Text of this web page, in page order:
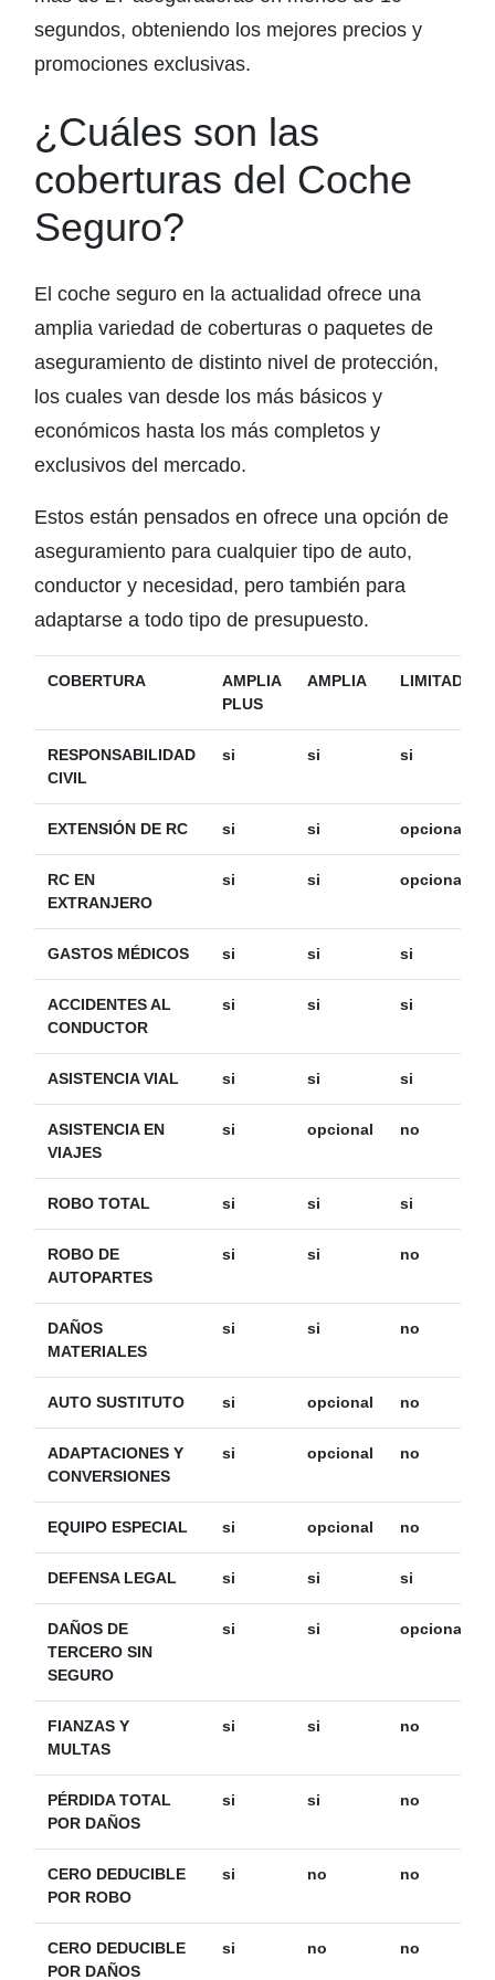
segundos, obteniendo los mejores precios y
promociones exclusivas.
¿Cuáles son las
coberturas del Coche
Seguro?
El coche seguro en la actualidad ofrece una
amplia variedad de coberturas o paquetes de
aseguramiento de distinto nivel de protección,
los cuales van desde los más básicos y
económicos hasta los más completos y
exclusivos del mercado.
Estos están pensados en ofrece una opción de
aseguramiento para cualquier tipo de auto,
conductor y necesidad, pero también para
adaptarse a todo tipo de presupuesto.
COBERTURA
AMPLIA
PLUS
AMPLIA LIMITADA
RESPONSABILIDAD
CIVIL
si si si
EXTENSIÓN DE RC si si opcional
RC EN
EXTRANJERO
si si opcional
GASTOS MÉDICOS si si si
ACCIDENTES AL
CONDUCTOR
si si si
ASISTENCIA VIAL si si si
ASISTENCIA EN
VIAJES
si opcional no
ROBO TOTAL si si si
ROBO DE
AUTOPARTES
si si no
DAÑOS
MATERIALES
si si no
AUTO SUSTITUTO si opcional no
ADAPTACIONES Y
CONVERSIONES
si opcional no
EQUIPO ESPECIAL si opcional no
DEFENSA LEGAL si si si
DAÑOS DE
TERCERO SIN
SEGURO
si si opcional
FIANZAS Y
MULTAS
si si no
PÉRDIDA TOTAL
POR DAÑOS
si si no
CERO DEDUCIBLE
POR ROBO
si no no
CERO DEDUCIBLE
POR DAÑOS
si no no